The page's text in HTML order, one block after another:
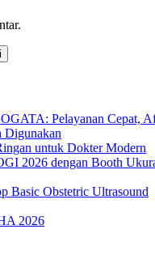
Pelayanan Cepat,
Digunakan
untuk Dokter Modern
2026 dengan Booth
Basic Obstetric Ultrasound
2026